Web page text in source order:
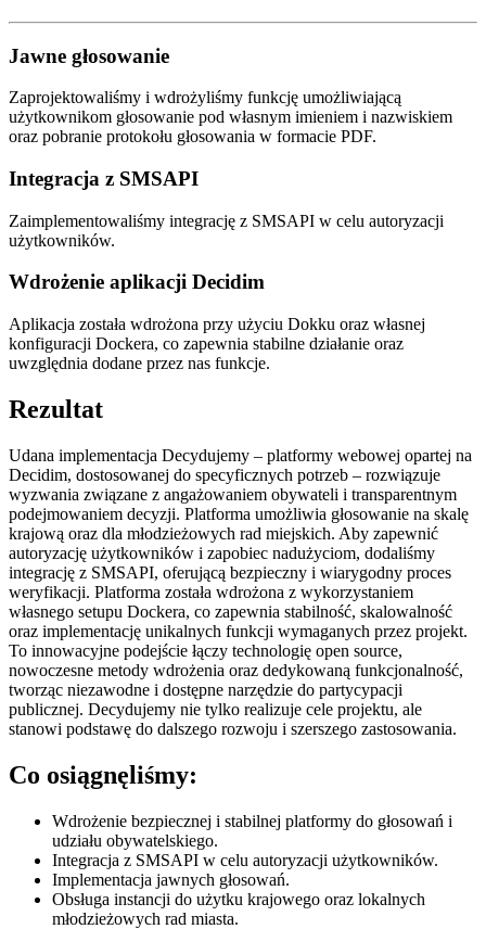
Jawne głosowanie
Zaprojektowaliśmy i wdrożyliśmy funkcję umożliwiającą
użytkownikom głosowanie pod własnym imieniem i nazwiskiem
oraz pobranie protokołu głosowania w formacie PDF.
Integracja z SMSAPI
Zaimplementowaliśmy integrację z SMSAPI w celu autoryzacji
użytkowników.
Wdrożenie aplikacji Decidim
Aplikacja została wdrożona przy użyciu Dokku oraz własnej
konfiguracji Dockera, co zapewnia stabilne działanie oraz
uwzględnia dodane przez nas funkcje.
Rezultat
Udana implementacja Decydujemy – platformy webowej opartej na
Decidim, dostosowanej do specyficznych potrzeb – rozwiązuje
wyzwania związane z angażowaniem obywateli i transparentnym
podejmowaniem decyzji. Platforma umożliwia głosowanie na skalę
krajową oraz dla młodzieżowych rad miejskich. Aby zapewnić
autoryzację użytkowników i zapobiec nadużyciom, dodaliśmy
integrację z SMSAPI, oferującą bezpieczny i wiarygodny proces
weryfikacji. Platforma została wdrożona z wykorzystaniem
własnego setupu Dockera, co zapewnia stabilność, skalowalność
oraz implementację unikalnych funkcji wymaganych przez projekt.
To innowacyjne podejście łączy technologię open source,
nowoczesne metody wdrożenia oraz dedykowaną funkcjonalność,
tworząc niezawodne i dostępne narzędzie do partycypacji
publicznej. Decydujemy nie tylko realizuje cele projektu, ale
stanowi podstawę do dalszego rozwoju i szerszego zastosowania.
Co osiągnęliśmy:
Wdrożenie bezpiecznej i stabilnej platformy do głosowań i
udziału obywatelskiego.
Integracja z SMSAPI w celu autoryzacji użytkowników.
Implementacja jawnych głosowań.
Obsługa instancji do użytku krajowego oraz lokalnych
młodzieżowych rad miasta.